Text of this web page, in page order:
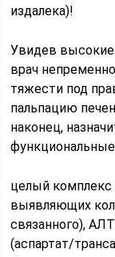
издалека)!
Увидев
врач
тяжести под
пальпацию
наконец,
целый комплекс
выявляющих
связанного),
(аспартат/